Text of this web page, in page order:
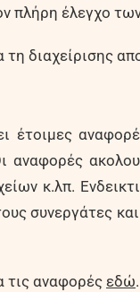
πλήρη έλεγχο
τη διαχείρισης
έτοιμες
αναφορές
κ.λπ.
συνεργάτες
τις αναφορές εδώ.